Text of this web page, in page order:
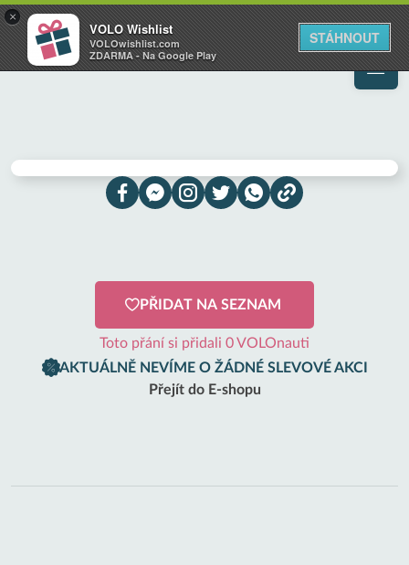
VOLO
Váš online wishlist
×
VOLO Wishlist
VOLOwishlist.com
ZDARMA - Na Google Play
STÁHNOUT
PŘIDAT NA SEZNAM
Toto přání si přidali 0 VOLOnauti
AKTUÁLNĚ NEVÍME O ŽÁDNÉ SLEVOVÉ AKCI
Přejít do E-shopu